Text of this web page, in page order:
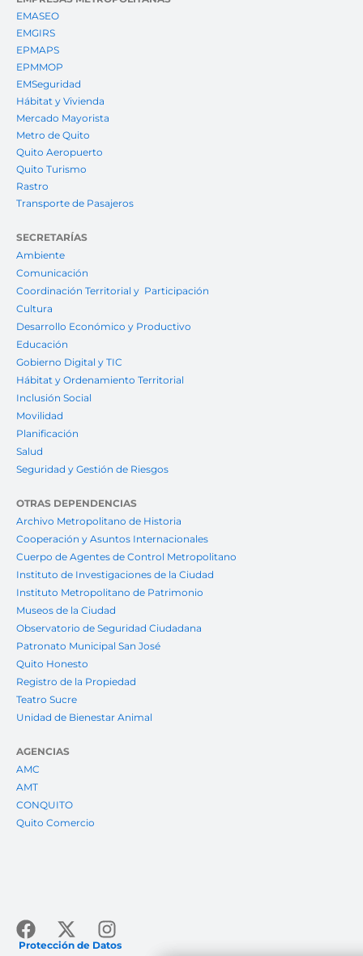
EMASEO
EMGIRS
EPMAPS
EPMMOP
EMSeguridad
Hábitat y Vivienda
Mercado Mayorista
Metro de Quito
Quito Aeropuerto
Quito Turismo
Rastro
Transporte de Pasajeros
SECRETARÍAS
Ambiente
Comunicación
Coordinación Territorial y Participación
Cultura
Desarrollo Económico y Productivo
Educación
Gobierno Digital y TIC
Hábitat y Ordenamiento Territorial
Inclusión Social
Movilidad
Planificación
Salud
Seguridad y Gestión de Riesgos
OTRAS DEPENDENCIAS
Archivo Metropolitano de Historia
Cooperación y Asuntos Internacionales
Cuerpo de Agentes de Control Metropolitano
Instituto de Investigaciones de la Ciudad
Instituto Metropolitano de Patrimonio
Museos de la Ciudad
Observatorio de Seguridad Ciudadana
Patronato Municipal San José
Quito Honesto
Registro de la Propiedad
Teatro Sucre
Unidad de Bienestar Animal
AGENCIAS
AMC
AMT
CONQUITO
Quito Comercio
Protección de Datos